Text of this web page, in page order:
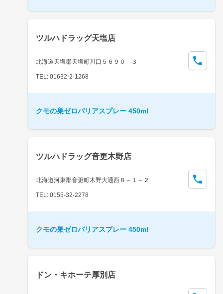
ツルハドラッグ天塩店
北海道天塩郡天塩町川口５６９０－３
TEL: 01632-2-1268
クモの巣ゼロバリアスプレー 450ml
ツルハドラッグ音更木野店
北海道河東郡音更町木野大通西８－１－２
TEL: 0155-32-2278
クモの巣ゼロバリアスプレー 450ml
ドン・キホーテ厚別店